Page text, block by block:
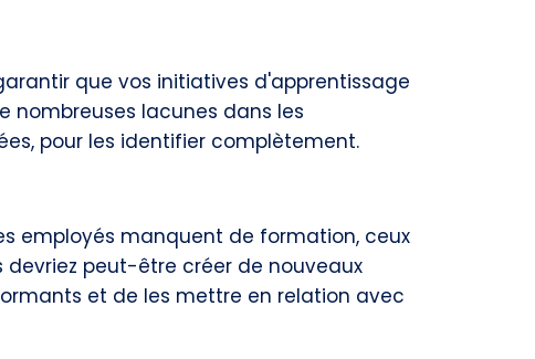
que vos initiatives d'apprentissage
nombreuses lacunes dans les
pour les identifier complètement.
employés manquent de formation, ceux
peut-être créer de nouveaux
et de les mettre en relation avec